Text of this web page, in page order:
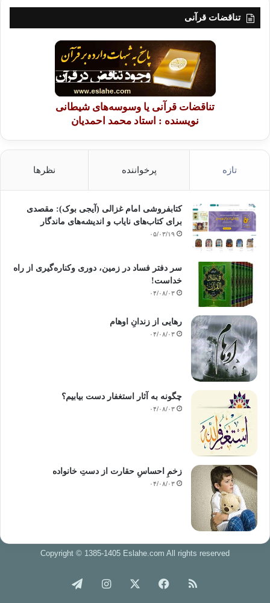
تناقضات قرآنی
تناقضات قرآنی یا وسوسه‌های شیطانی
نویسنده : استاد محمد احمدیان
تازه پرخواننده نظرها
کتابفروشی امام غزالی (آیجی بوک): مقصدی
برای کتاب‌های نایاب و اندیشه‌های ماندگار
۰۵/۰۳/۱۹
سر دفتر فساد در زمین‌، دوری وکناره‌گیری از راه
خداست‌!
۰۴/۰۸/۰۳
رهایی از زندانِ اوهام
۰۴/۰۸/۰۳
چگونه به آثار استغفار دست بیابیم؟
۰۴/۰۸/۰۳
زخمِ احساسِ حقارت از دستِ خانواده
۰۴/۰۸/۰۳
Copyright © 1385-1405 Eslahe.com All rights reserved
خوراک فیس اینستاگرام